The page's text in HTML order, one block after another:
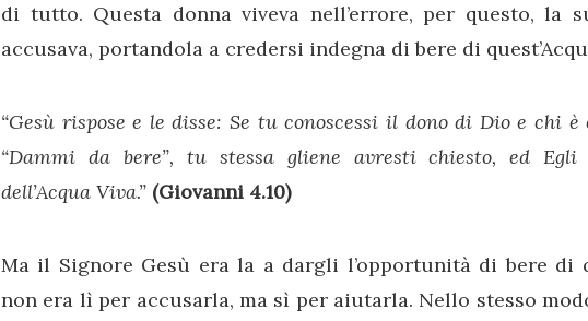
di tutto. Questa donna viveva nell’errore, per questo, la
accusava, portandola a credersi indegna di bere di
“Gesù rispose e le disse: Se tu conoscessi il dono di Dio e chi
“Dammi da bere”, tu stessa gliene avresti chiesto, ed
dell’Acqua Viva.” (Giovanni 4.10)
Ma il Signore Gesù era la a dargli l’opportunità di bere di
non era lì per accusarla, ma sì per aiutarla. Nello stesso